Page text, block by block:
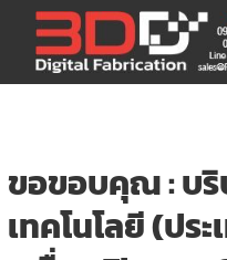
content
3DD DIGITAL
เครื่องพิมพ์3มิติ สแ
เลเซอร์
ขอขอบคุณ : บริ
เทคโนโลยี (ปร